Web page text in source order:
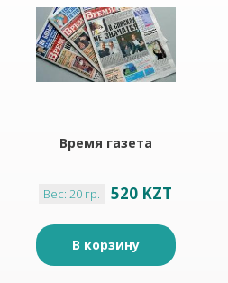
Время газета
Вес: 20 гр. 520 KZT
В корзину